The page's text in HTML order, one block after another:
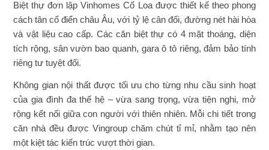
Biệt thự đơn lập Vinhomes Cổ Loa được thiết kế theo phong
cách tân cổ điển châu Âu, với tỷ lệ cân đối, đường nét hài hòa
và vật liệu cao cấp. Các căn biệt thự có 4 mặt thoáng, diện
tích rộng, sân vườn bao quanh, gara ô tô riêng, đảm bảo tính
riêng tư tuyệt đối.
Không gian nội thất được tối ưu cho từng nhu cầu sinh hoạt
của gia đình đa thế hệ – vừa sang trọng, vừa tiện nghi, mở
rộng kết nối giữa con người với thiên nhiên. Mỗi chi tiết trong
căn nhà đều được Vingroup chăm chút tỉ mỉ, nhằm tạo nên
một kiệt tác kiến trúc vượt thời gian.